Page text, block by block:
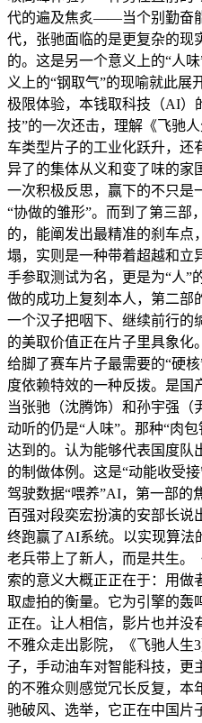
代的遍及焦炙——当个别勤奋
代，张驰面临的是更复杂的
的。这是另一个意义上的“人
义上的“钢取气”的现喻就此展
极限体验，本钱取科技（AI）
技”的一次还击，理解《飞驰
车类型片子的工业化跃升，还
异了的集体从义和变了味的家
一次积极反思，赢下的不只是
“协做的雏形”。而到了第三部
的，能阐发出最精准的刹车点
塌，实则是一种带着超越和立
手参取测试为名，更是为“人”
做的成功上复刻本人，第二部
一个汉子把咽下、继续前行的
的美取价值正在片子里具象化
给脚了赛车片子最需要的“硬
度依赖特效的一种反拨。是国
当张驰（沈腾饰）和孙宇强（
动听的仍是“人味”。那种“肉
达到的。认为能够代表国度队
的制做体例。这是“动能收受
驾驶数据“喂养”AI，第一部的
百强对段奕宏扮演的安部长说
终跑赢了AI系统。以实现算法
老兵带上了新人，而是共生。
索的意义大概正正在于：用做
取虚拍的衡量。它为引擎的轰
正在。让人相信，影片也并没
不雅众走出影院，《飞驰人生
子，手动油车对智能科技，更
的不雅众则感觉冗长反复，本
驰破风、选举，它正在中国片